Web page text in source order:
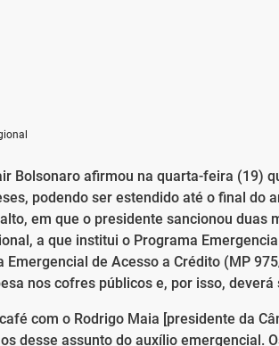
Bolsonaro afirmou na quarta-feira (19)
podendo ser estendido até o final do
em que o presidente sancionou duas
a que institui o Programa
Emergencial de Acesso a Crédito (MP
nos cofres públicos e, por isso,
com o Rodrigo Maia [presidente da
desse assunto do auxílio emergencial.